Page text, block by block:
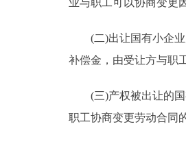
业与职工可以协商变更
(二)出让国有小企业
补偿金，由受让方与职
(三)产权被出让的国
职工协商变更劳动合同